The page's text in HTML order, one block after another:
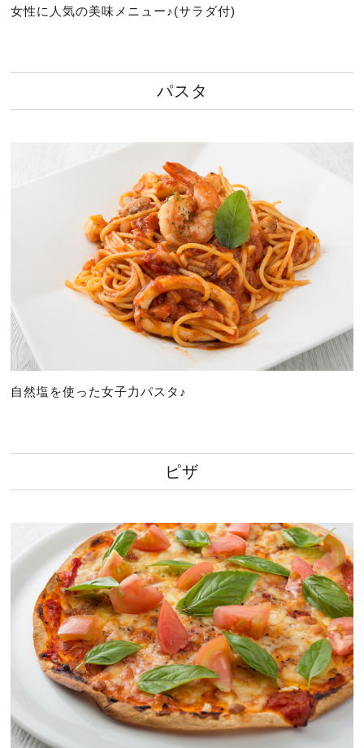
女性に人気の美味メニュー♪(サラダ付)
パスタ
自然塩を使った女子力パスタ♪
ピザ